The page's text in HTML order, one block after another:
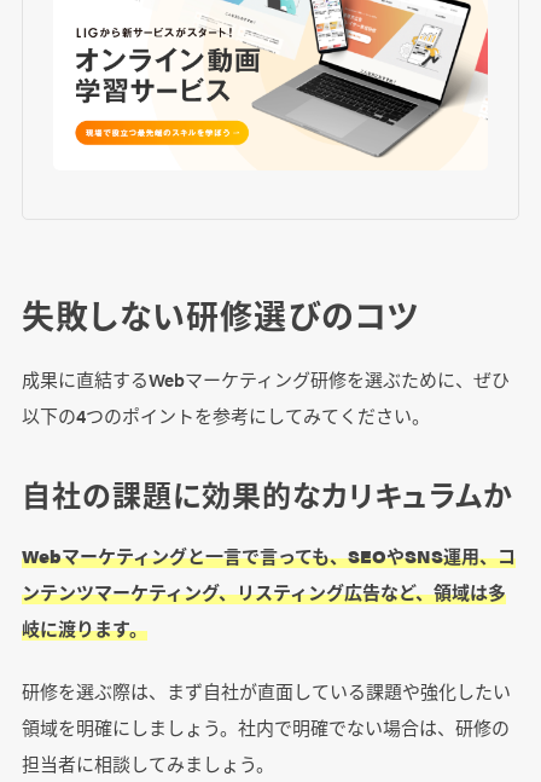
失敗しない研修選びのコツ
成果に直結するWebマーケティング研修を選ぶために、ぜひ
以下の4つのポイントを参考にしてみてください。
自社の課題に効果的なカリキュラムか
Webマーケティングと一言で言っても、SEOやSNS運用、コ
ンテンツマーケティング、リスティング広告など、領域は多
岐に渡ります。
研修を選ぶ際は、まず自社が直面している課題や強化したい
領域を明確にしましょう。社内で明確でない場合は、研修の
担当者に相談してみましょう。